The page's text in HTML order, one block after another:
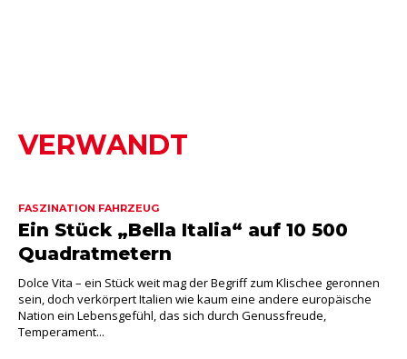
VERWANDT
FASZINATION FAHRZEUG
Ein Stück „Bella Italia“ auf 10 500
Quadratmetern
Dolce Vita – ein Stück weit mag der Begriff zum Klischee geronnen
sein, doch verkörpert Italien wie kaum eine andere europäische
Nation ein Lebensgefühl, das sich durch Genussfreude,
Temperament...